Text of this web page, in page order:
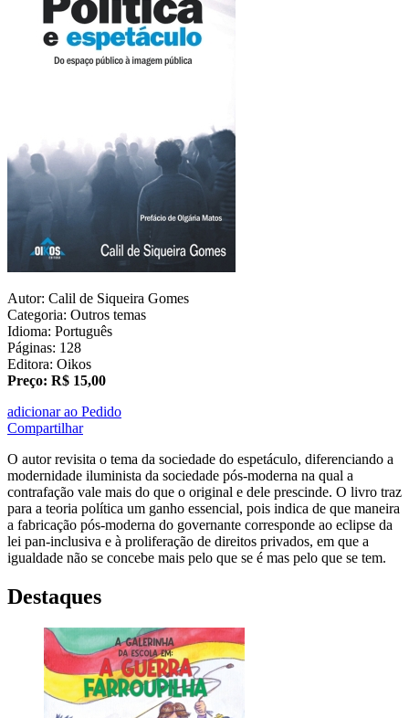
Autor: Calil de Siqueira Gomes
Categoria: Outros temas
Idioma: Português
Páginas: 128
Editora: Oikos
Preço: R$ 15,00
adicionar ao Pedido
Compartilhar
O autor revisita o tema da sociedade do espetáculo, diferenciando a
modernidade iluminista da sociedade pós-moderna na qual a
contrafação vale mais do que o original e dele prescinde. O livro traz
para a teoria política um ganho essencial, pois indica de que maneira
a fabricação pós-moderna do governante corresponde ao eclipse da
lei pan-inclusiva e à proliferação de direitos privados, em que a
igualdade não se concebe mais pelo que se é mas pelo que se tem.
Destaques